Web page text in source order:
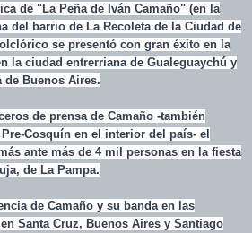
de "La Peña de Iván Camaño" (en la
del barrio de La Recoleta de la Ciudad de
se presentó con gran éxito en la
la ciudad entrerriana de Gualeguaychú y
Buenos Aires.
de prensa de Camaño -también
Cosquín en el interior del país- el
ante más de 4 mil personas en la fiesta
de La Pampa.
de Camaño y su banda en las
Santa Cruz, Buenos Aires y Santiago